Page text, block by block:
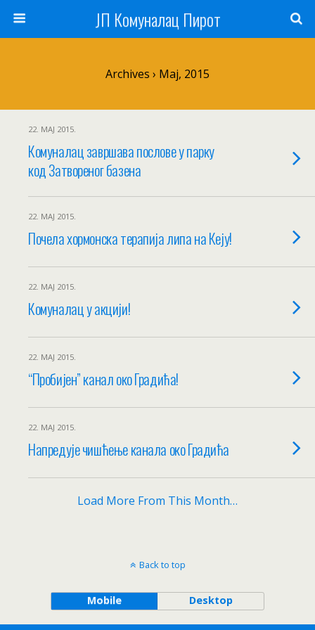
ЈП Комуналац Пирот
Archives › Мај, 2015
22. МАЈ 2015.
Комуналац завршава послове у парку
код Затвореног базена
22. МАЈ 2015.
Почела хормонска терапија липа на Кеју!
22. МАЈ 2015.
Комуналац у акцији!
22. МАЈ 2015.
“Пробијен” канал око Градића!
22. МАЈ 2015.
Напредује чишћење канала око Градића
Load More From This Month…
Back to top
Mobile Desktop